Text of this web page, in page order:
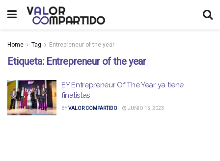
Home Tag Entrepreneur of the year
Etiqueta: Entrepreneur of the year
EY Entrepreneur Of The Year ya tiene
finalistas
BYVALOR COMPARTIDO JUNIO 15, 2023